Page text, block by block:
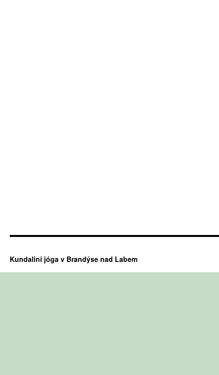
Kundaliní jóga v Brandýse nad Labem